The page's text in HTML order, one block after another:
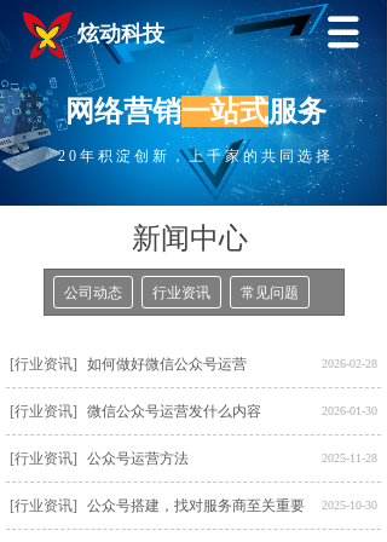
炫动科技
网络营销一站式服务
20年积淀创新，上千家的共同选择
新闻中心
公司动态 行业资讯 常见问题
[行业资讯] 如何做好微信公众号运营 2026-02-28
[行业资讯] 微信公众号运营发什么内容 2026-01-30
[行业资讯] 公众号运营方法 2025-11-28
[行业资讯] 公众号搭建，找对服务商至关重要 2025-10-30